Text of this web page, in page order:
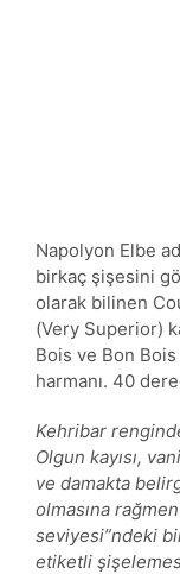
Napolyon Elbe
birkaç şişesini
olarak bilinen
(Very Superior)
Bois ve Bon
harmanı. 40
Kehribar
Olgun kayısı,
ve damakta
olmasına
seviyesi”ndeki
etiketli